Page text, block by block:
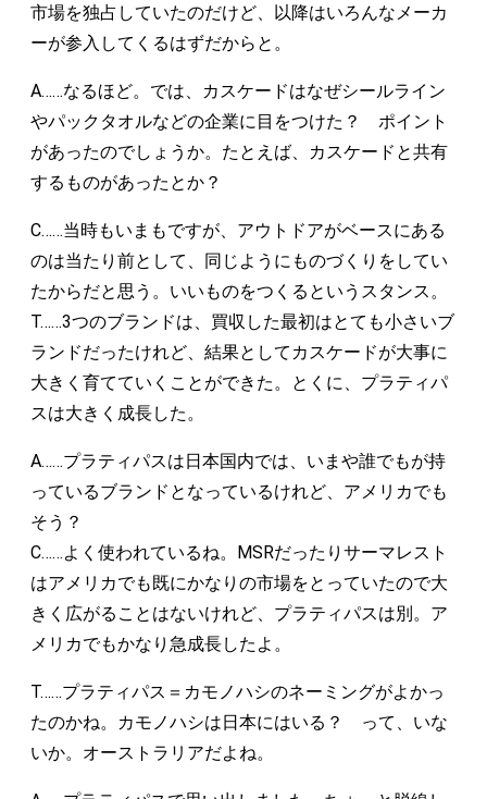
市場を独占していたのだけど、以降はいろんなメーカ
ーが参入してくるはずだからと。
A……なるほど。では、カスケードはなぜシールライン
やパックタオルなどの企業に目をつけた？ ポイント
があったのでしょうか。たとえば、カスケードと共有
するものがあったとか？
C……当時もいまもですが、アウトドアがベースにある
のは当たり前として、同じようにものづくりをしてい
たからだと思う。いいものをつくるというスタンス。
T……3つのブランドは、買収した最初はとても小さいブ
ランドだったけれど、結果としてカスケードが大事に
大きく育てていくことができた。とくに、プラティパ
スは大きく成長した。
A……プラティパスは日本国内では、いまや誰でもが持
っているブランドとなっているけれど、アメリカでも
そう？
C……よく使われているね。MSRだったりサーマレスト
はアメリカでも既にかなりの市場をとっていたので大
きく広がることはないけれど、プラティパスは別。ア
メリカでもかなり急成長したよ。
T……プラティパス＝カモノハシのネーミングがよかっ
たのかね。カモノハシは日本にはいる？ って、いな
いか。オーストラリアだよね。